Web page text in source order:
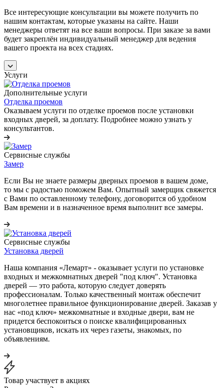
Все интересующие консультации вы можете получить по
нашим контактам, которые указаны на сайте. Наши
менеджеры ответят на все ваши вопросы. При заказе за вами
будет закреплён индивидуальный менеджер для ведения
вашего проекта на всех стадиях.
Услуги
Дополнительные услуги
Отделка проемов
Оказываем услуги по отделке проемов после установки
входных дверей, за доплату. Подробнее можно узнать у
консультантов.
Сервисные службы
Замер
Если Вы не знаете размеры дверных проемов в вашем доме,
то мы с радостью поможем Вам. Опытный замерщик свяжется
с Вами по оставленному телефону, договорится об удобном
Вам времени и в назначенное время выполнит все замеры.
Сервисные службы
Установка дверей
Наша компания «Лемарт» - оказывает услуги по установке
входных и межкомнатных дверей "под ключ". Установка
дверей — это работа, которую следует доверять
профессионалам. Только качественный монтаж обеспечит
многолетнее правильное функционирование дверей. Заказав у
нас «под ключ» межкомнатные и входные двери, вам не
придется беспокоиться о поиске квалифицированных
установщиков, искать их через газеты, знакомых, по
объявлениям.
Товар участвует в акциях